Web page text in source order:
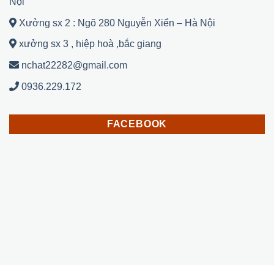
Xưởng sx 2 : Ngõ 280 Nguyễn Xiển – Hà Nội
xưởng sx 3 , hiệp hoà ,bắc giang
nchat22282@gmail.com
0936.229.172
FACEBOOK